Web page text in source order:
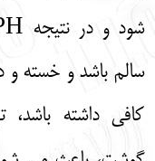
سالم باشد و خسته و
کافی داشته باشد،